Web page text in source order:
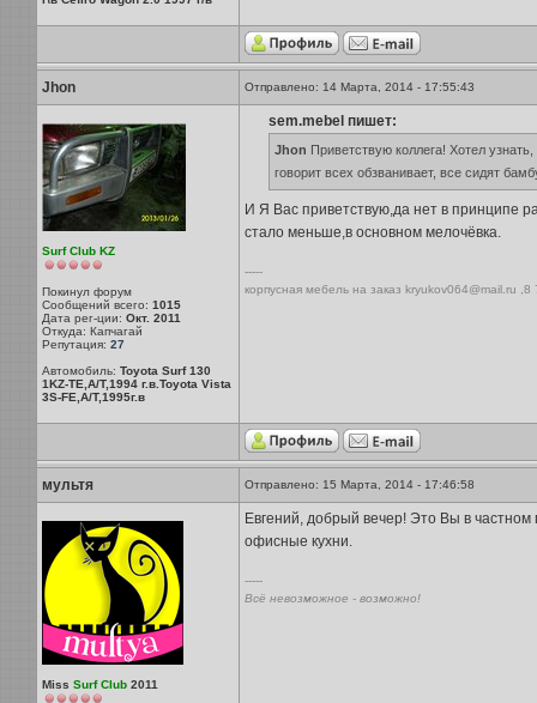
Jhon Отправлено: 14 Марта, 2014 - 17:55:43
Surf Club KZ
Покинул форум
Сообщений всего: 1015
Дата рег-ции: Окт. 2011
Откуда: Капчагай
Репутация: 27
Автомобиль: Toyota Surf 130
1KZ-TE,A/T,1994 г.в.Toyota Vista
3S-FE,A/T,1995г.в
sem.mebel пишет:
Jhon Приветствую коллега! Хотел
говорит всех обзванивает, все сидят
И Я Вас приветствую,да нет в принципе
стало меньше,в основном мелочёвка.
-----
корпусная мебель на заказ kryukov064@mail.ru
мультя Отправлено: 15 Марта, 2014 - 17:46:58
Miss Surf Club 2011
Евгений, добрый вечер! Это Вы в частном
офисные кухни.
-----
Всё невозможное - возможно!